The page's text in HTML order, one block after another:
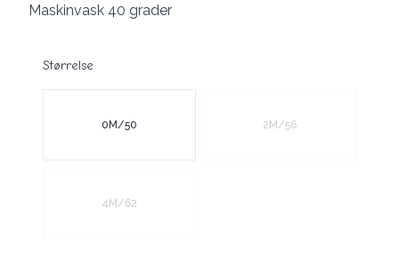
Maskinvask 40 grader
Størrelse
Velg en Størrelse
0M/50 2M/56
4M/62